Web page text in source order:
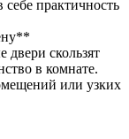
практичность
скользят
в комнате.
или узких